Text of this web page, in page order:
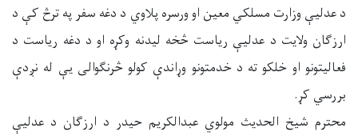
د عدلیې وزارت مسلکي معین او ورسره پلاوي د دغه سفر په ترڅ کې د
ارزګان ولایت د عدلیې ریاست څخه لیدنه وکړه او د دغه ریاست د
فعالیتونو او خلکو ته د خدمتونو وړاندې کولو څرنګوالی یې له نږدې
بررسي کړ.
محترم شیخ الحدیث مولوي عبدالکریم حیدر د ارزګان د عدلیې